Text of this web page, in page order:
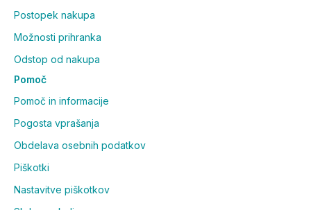
Postopek nakupa
Možnosti prihranka
Odstop od nakupa
Pomoč
Pomoč in informacije
Pogosta vprašanja
Obdelava osebnih podatkov
Piškotki
Nastavitve piškotkov